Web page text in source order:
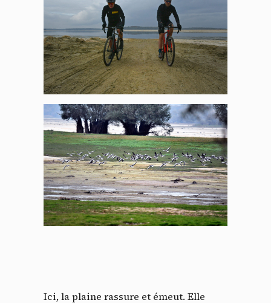
Ici, la plaine rassure et émeut. Elle